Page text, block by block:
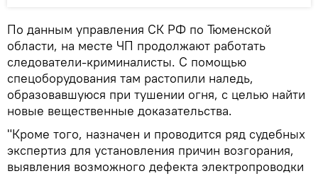
По данным управления СК РФ по Тюменской
области, на месте ЧП продолжают работать
следователи-криминалисты. С помощью
спецоборудования там растопили наледь,
образовавшуюся при тушении огня, с целью найти
новые вещественные доказательства.
"Кроме того, назначен и проводится ряд судебных
экспертиз для установления причин возгорания,
выявления возможного дефекта электропроводки